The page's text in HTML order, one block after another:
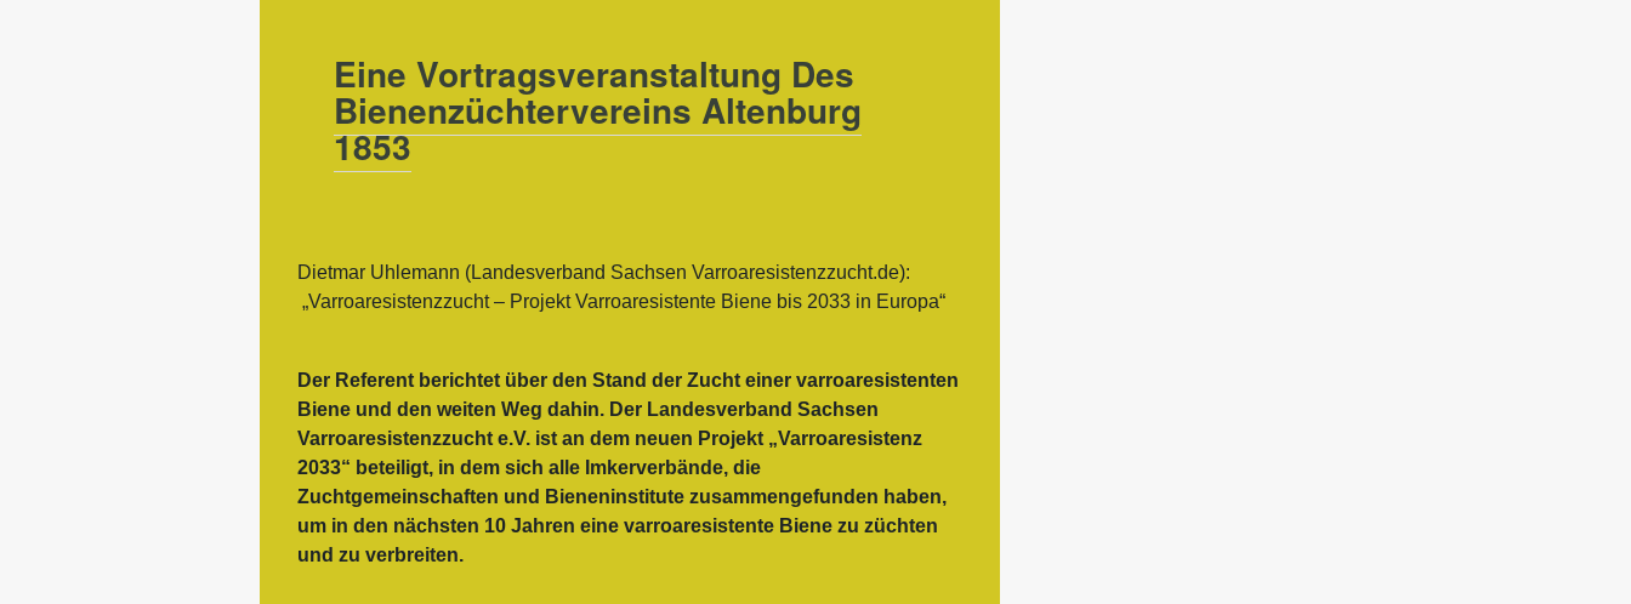
Eine Vortragsveranstaltung Des
Bienenzüchtervereins Altenburg
1853
Dietmar Uhlemann (Landesverband Sachsen Varroaresistenzzucht.de):
„Varroaresistenzzucht – Projekt Varroaresistente Biene bis 2033 in Europa“
Der Referent berichtet über den Stand der Zucht einer varroaresistenten
Biene und den weiten Weg dahin. Der Landesverband Sachsen
Varroaresistenzzucht e.V. ist an dem neuen Projekt „Varroaresistenz
2033“ beteiligt, in dem sich alle Imkerverbände, die
Zuchtgemeinschaften und Bieneninstitute zusammengefunden haben,
um in den nächsten 10 Jahren eine varroaresistente Biene zu züchten
und zu verbreiten.